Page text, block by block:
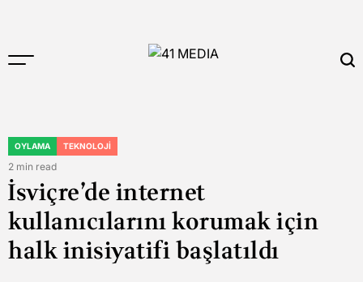
to
POSTED
IN
OYLAMA TEKNOLOJI
Estimated
read
time
2 min read
İsviçre’de internet
kullanıcılarını korumak için
halk inisiyatifi başlatıldı